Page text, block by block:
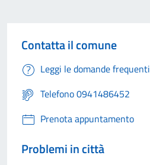
Contatta il comune
Leggi le domande frequenti
Telefono 0941486452
Prenota appuntamento
Problemi in città